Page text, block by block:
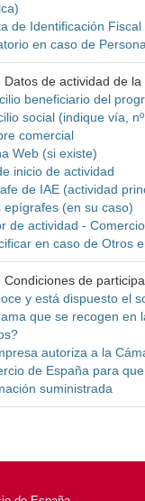
de Identificación
en caso de
Datos de actividad de la
beneficiario del
social (indique vía,
comercial
Web (si existe)
inicio de actividad
de IAE (actividad
epígrafes (en su caso)
de actividad -
en caso de Otros
Condiciones de
y está dispuesto el
que se recogen en
autoriza a la
de España para
suministrada